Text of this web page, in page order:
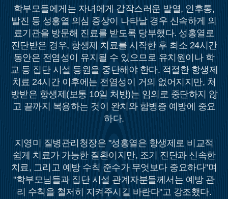
학부모들에게는 자녀에게 갑작스러운 발열, 인후통,
발진 등 성홍열 의심 증상이 나타날 경우 신속하게 의
료기관을 방문해 진료를 받도록 당부했다. 성홍열로
진단받은 경우, 항생제 치료를 시작한 후 최소 24시간
동안은 전염성이 유지될 수 있으므로 유치원이나 학
교 등 집단 시설 등원을 중단해야 한다. 적절한 항생제
치료 24시간 이후에는 전염성이 거의 없어지지만, 처
방받은 항생제(보통 10일 처방)는 임의로 중단하지 않
고 끝까지 복용하는 것이 완치와 합병증 예방에 중요
하다.
지영미 질병관리청장은 "성홍열은 항생제로 비교적
쉽게 치료가 가능한 질환이지만, 조기 진단과 신속한
치료, 그리고 예방 수칙 준수가 무엇보다 중요하다"며
"학부모님들과 집단 시설 관계자분들께서는 예방 관
리 수칙을 철저히 지켜주시길 바란다"고 강조했다.